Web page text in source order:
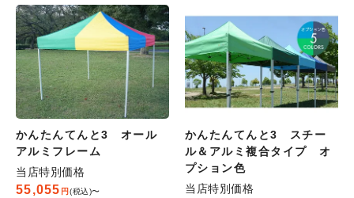
かんたんてんと3 オール
アルミフレーム
当店特別価格
55,055 税込 〜
かんたんてんと3 スチー
ル＆アルミ複合タイプ オ
プション色
当店特別価格